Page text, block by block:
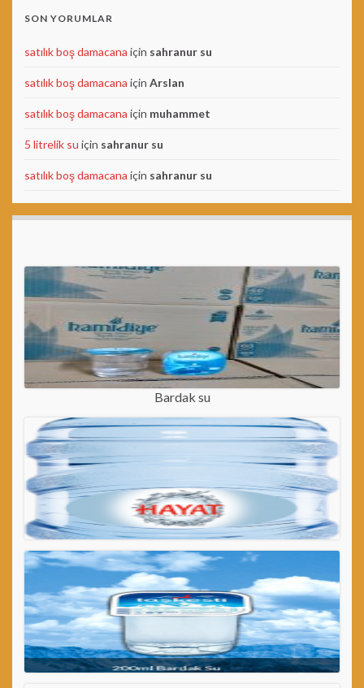
SON YORUMLAR
satılık boş damacana için sahranur su
satılık boş damacana için Arslan
satılık boş damacana için muhammet
5 litrelik su için sahranur su
satılık boş damacana için sahranur su
Bardak su